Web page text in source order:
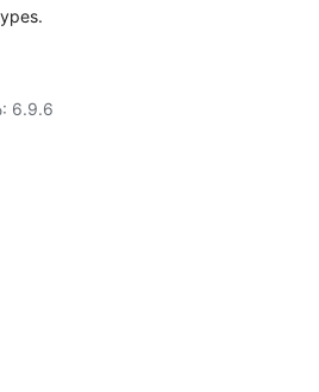
6.9.6